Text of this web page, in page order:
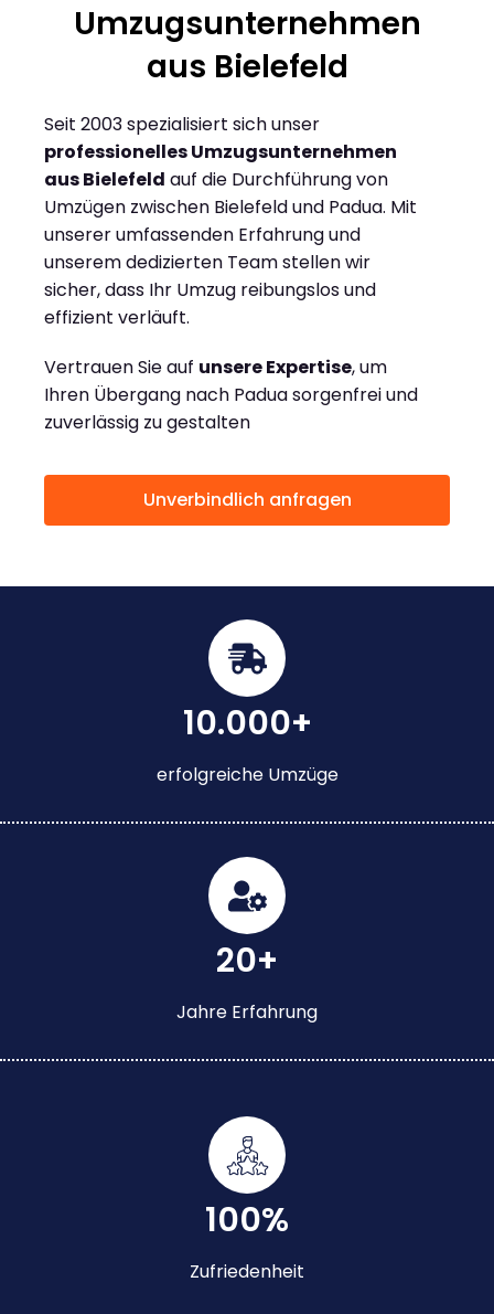
Umzugsunternehmen
aus Bielefeld
Seit 2003 spezialisiert sich unser
professionelles Umzugsunternehmen
aus Bielefeld auf die Durchführung von
Umzügen zwischen Bielefeld und Padua. Mit
unserer umfassenden Erfahrung und
unserem dedizierten Team stellen wir
sicher, dass Ihr Umzug reibungslos und
effizient verläuft.
Vertrauen Sie auf unsere Expertise, um
Ihren Übergang nach Padua sorgenfrei und
zuverlässig zu gestalten
Unverbindlich anfragen
10.000+
erfolgreiche Umzüge
20+
Jahre Erfahrung
100%
Zufriedenheit